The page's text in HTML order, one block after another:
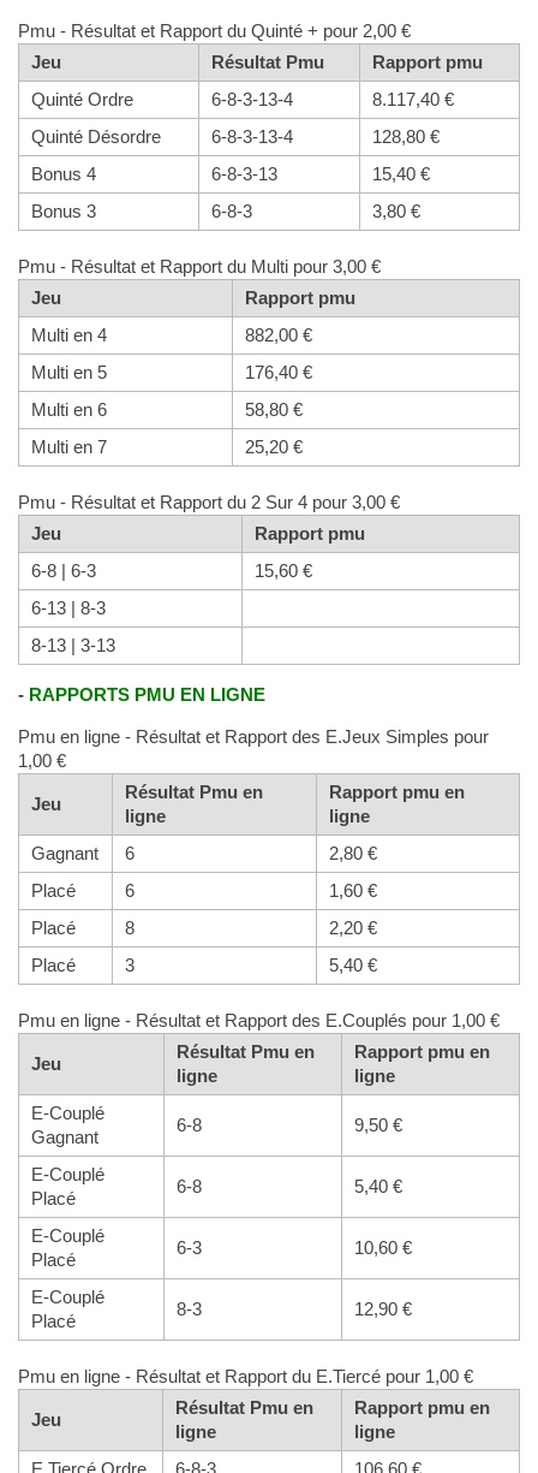
Pmu - Résultat et Rapport du Quinté + pour 2,00 €
Jeu
Résultat Pmu
Rapport pmu
Quinté Ordre
6-8-3-13-4
8.117,40 €
Quinté Désordre
6-8-3-13-4
128,80 €
Bonus 4
6-8-3-13
15,40 €
Bonus 3
6-8-3 3,80 €
Pmu - Résultat et Rapport du Multi pour 3,00 €
Jeu
Rapport pmu
Multi en 4
882,00 €
Multi en 5
176,40 €
Multi en 6
58,80 €
Multi en 7
25,20 €
Pmu - Résultat et Rapport du 2 Sur 4 pour 3,00 €
Jeu
Rapport pmu
6-8 | 6-3
15,60 €
6-13 | 8-3
8-13 | 3-13
- RAPPORTS PMU EN LIGNE
Pmu en ligne - Résultat et Rapport des E.Jeux Simples pour
1,00 €
Jeu
Résultat Pmu en
ligne
Rapport pmu en
ligne
Gagnant
6
2,80 €
Placé
6
1,60 €
Placé
8
2,20 €
Placé
3 5,40 €
Pmu en ligne - Résultat et Rapport des E.Couplés pour 1,00 €
Jeu
Résultat Pmu en
ligne
Rapport pmu en
ligne
E-Couplé
Gagnant
6-8 9,50 €
E-Couplé
Placé
6-8 5,40 €
E-Couplé
Placé
6-3 10,60 €
E-Couplé
Placé
8-3 12,90 €
Pmu en ligne - Résultat et Rapport du E.Tiercé pour 1,00 €
Jeu
Résultat Pmu en
ligne
Rapport pmu en
ligne
E.Tiercé Ordre
6-8-3 106,60 €